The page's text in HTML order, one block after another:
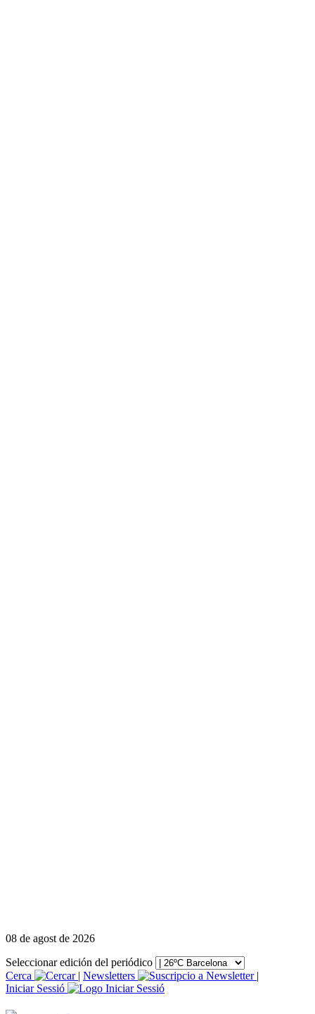
08 de agost de 2026
Seleccionar edición del periódico
Cerca
| Newsletters
|
Iniciar Sessió